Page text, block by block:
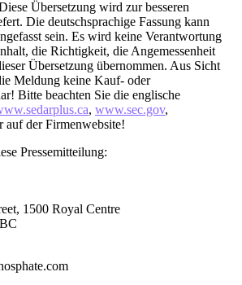
Übersetzung wird zur besseren
Die deutschsprachige Fassung kann
sein. Es wird keine Verantwortung
die Richtigkeit, die Angemessenheit
Übersetzung übernommen. Aus Sicht
Meldung keine Kauf- oder
Bitte beachten Sie die englische
, www.sec.gov,
auf der Firmenwebsite!
Pressemitteilung:
1500 Royal Centre